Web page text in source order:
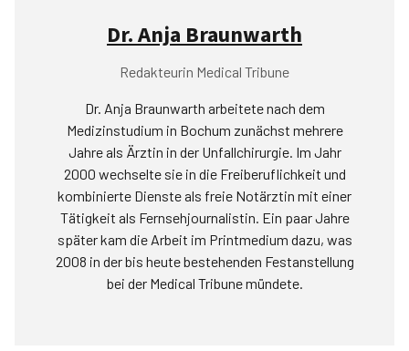
Dr. Anja Braunwarth
Redakteurin Medical Tribune
Dr. Anja Braunwarth arbeitete nach dem
Medizinstudium in Bochum zunächst mehrere
Jahre als Ärztin in der Unfallchirurgie. Im Jahr
2000 wechselte sie in die Freiberuflichkeit und
kombinierte Dienste als freie Notärztin mit einer
Tätigkeit als Fernsehjournalistin. Ein paar Jahre
später kam die Arbeit im Printmedium dazu, was
2008 in der bis heute bestehenden Festanstellung
bei der Medical Tribune mündete.